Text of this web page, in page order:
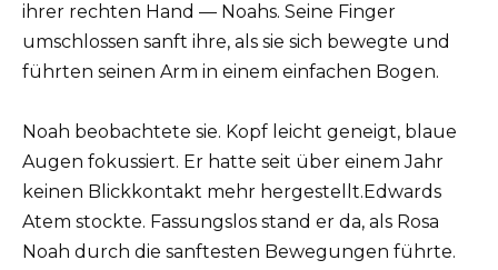
ihrer rechten Hand — Noahs. Seine Finger
umschlossen sanft ihre, als sie sich bewegte und
führten seinen Arm in einem einfachen Bogen.
Noah beobachtete sie. Kopf leicht geneigt, blaue
Augen fokussiert. Er hatte seit über einem Jahr
keinen Blickkontakt mehr hergestellt.Edwards
Atem stockte. Fassungslos stand er da, als Rosa
Noah durch die sanftesten Bewegungen führte.